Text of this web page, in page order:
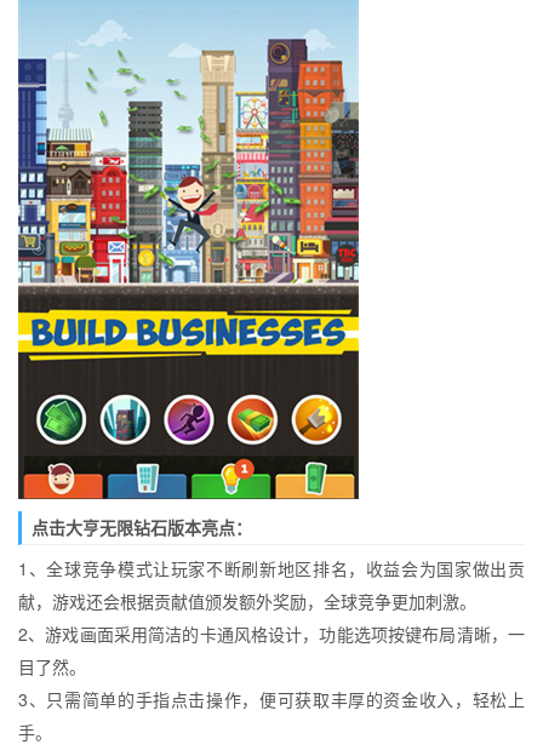
点击大亨无限钻石版本亮点：
1、全球竞争模式让玩家不断刷新地区排名，收益会为国家做出贡
献，游戏还会根据贡献值颁发额外奖励，全球竞争更加刺激。
2、游戏画面采用简洁的卡通风格设计，功能选项按键布局清晰，一
目了然。
3、只需简单的手指点击操作，便可获取丰厚的资金收入，轻松上
手。